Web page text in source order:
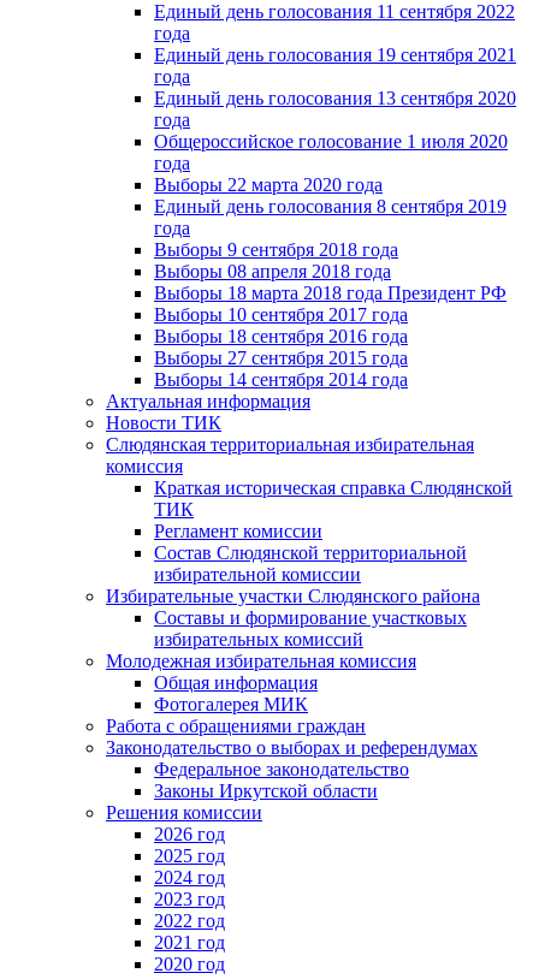
Единый день голосования 11 сентября 2022
года
Единый день голосования 19 сентября 2021
года
Единый день голосования 13 сентября 2020
года
Общероссийское голосование 1 июля 2020
года
Выборы 22 марта 2020 года
Единый день голосования 8 сентября 2019
года
Выборы 9 сентября 2018 года
Выборы 08 апреля 2018 года
Выборы 18 марта 2018 года Президент РФ
Выборы 10 сентября 2017 года
Выборы 18 сентября 2016 года
Выборы 27 сентября 2015 года
Выборы 14 сентября 2014 года
Актуальная информация
Новости ТИК
Слюдянская территориальная избирательная
комиссия
Краткая историческая справка Слюдянской
ТИК
Регламент комиссии
Состав Слюдянской территориальной
избирательной комиссии
Избирательные участки Слюдянского района
Составы и формирование участковых
избирательных комиссий
Молодежная избирательная комиссия
Общая информация
Фотогалерея МИК
Работа с обращениями граждан
Законодательство о выборах и референдумах
Федеральное законодательство
Законы Иркутской области
Решения комиссии
2026 год
2025 год
2024 год
2023 год
2022 год
2021 год
2020 год